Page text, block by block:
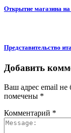
Открытие магазина
Представительство
Добавить
Ваш адрес email не
помечены *
Комментарий *